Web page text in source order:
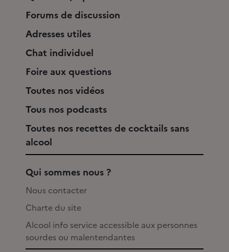
Forums de discussion
Adresses utiles
Chat individuel
Foire aux questions
Toutes nos vidéos
Tous nos podcasts
Toutes nos recettes de cocktails sans
alcool
Qui sommes nous ?
Nous contacter
Charte du site
Alcool info service accessible aux personnes
sourdes ou malentendantes